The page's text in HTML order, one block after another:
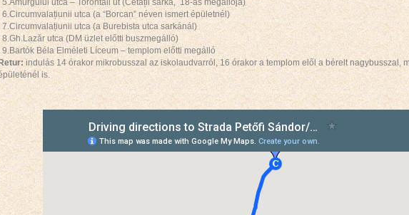
5.Amurgului utca – Torontáli út (Cetății sarka, 18-as megállója)
utca (a “Borcan” néven ismert épületnél)
7.Circumvalațiunii utca (a Burebista utca sarkánál)
8.Gh.Lazăr utca (DM üzlet előtti buszmegálló)
9.Bartók Béla Elméleti Líceum – templom előtti megálló
Retur: indulás 14 órakor mikrobusszal az iskolaudvarról, 16 órakor a templom elől a bérelt nagybusszal,
is.